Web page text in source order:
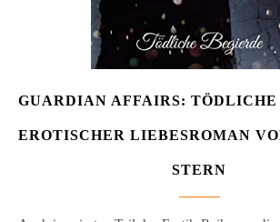
GUARDIAN AFFAIRS: TÖDLICHE
EROTISCHER LIEBESROMAN
STERN